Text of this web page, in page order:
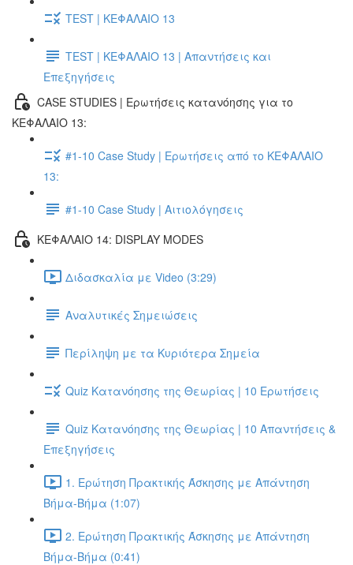
TEST | ΚΕΦΑΛΑΙΟ 13
TEST | ΚΕΦΑΛΑΙΟ 13 | Απαντήσεις και
Επεξηγήσεις
CASE STUDIES | Ερωτήσεις κατανόησης για το
ΚΕΦΑΛΑΙΟ 13:
#1-10 Case Study | Ερωτήσεις από το ΚΕΦΑΛΑΙΟ
13:
#1-10 Case Study | Αιτιολόγησεις
ΚΕΦΑΛΑΙΟ 14: DISPLAY MODES
Διδασκαλία με Video (3:29)
Αναλυτικές Σημειώσεις
Περίληψη με τα Κυριότερα Σημεία
Quiz Κατανόησης της Θεωρίας | 10 Ερωτήσεις
Quiz Κατανόησης της Θεωρίας | 10 Απαντήσεις &
Επεξηγήσεις
1. Ερώτηση Πρακτικής Άσκησης με Απάντηση
Βήμα-Βήμα (1:07)
2. Ερώτηση Πρακτικής Άσκησης με Απάντηση
Βήμα-Βήμα (0:41)